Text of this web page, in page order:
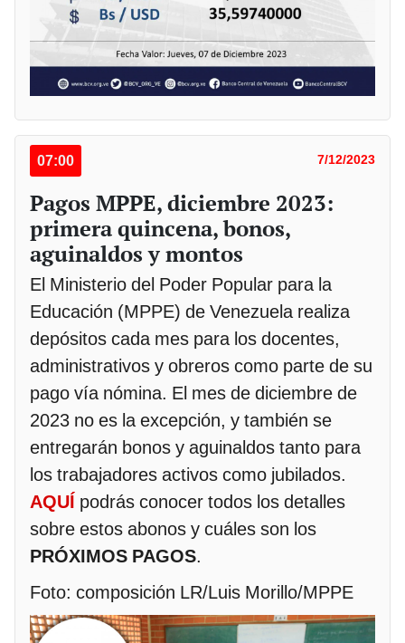
07:00 7/12/2023
Pagos MPPE, diciembre 2023:
primera quincena, bonos,
aguinaldos y montos
El Ministerio del Poder Popular para la
Educación (MPPE) de Venezuela realiza
depósitos cada mes para los docentes,
administrativos y obreros como parte de su
pago vía nómina. El mes de diciembre de
2023 no es la excepción, y también se
entregarán bonos y aguinaldos tanto para
los trabajadores activos como jubilados.
AQUÍ podrás conocer todos los detalles
sobre estos abonos y cuáles son los
PRÓXIMOS PAGOS.
Foto: composición LR/Luis Morillo/MPPE